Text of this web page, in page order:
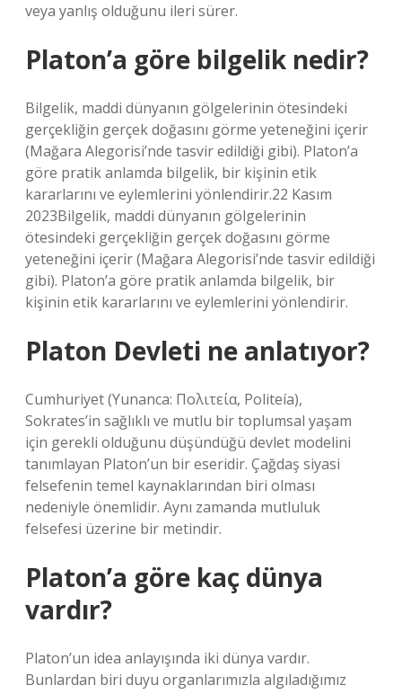
veya yanlış olduğunu ileri sürer.
Platon’a göre bilgelik nedir?
Bilgelik, maddi dünyanın gölgelerinin ötesindeki
gerçekliğin gerçek doğasını görme yeteneğini içerir
(Mağara Alegorisi’nde tasvir edildiği gibi). Platon’a
göre pratik anlamda bilgelik, bir kişinin etik
kararlarını ve eylemlerini yönlendirir.22 Kasım
2023Bilgelik, maddi dünyanın gölgelerinin
ötesindeki gerçekliğin gerçek doğasını görme
yeteneğini içerir (Mağara Alegorisi’nde tasvir edildiği
gibi). Platon’a göre pratik anlamda bilgelik, bir
kişinin etik kararlarını ve eylemlerini yönlendirir.
Platon Devleti ne anlatıyor?
Cumhuriyet (Yunanca: Πολιτεία, Politeía),
Sokrates’in sağlıklı ve mutlu bir toplumsal yaşam
için gerekli olduğunu düşündüğü devlet modelini
tanımlayan Platon’un bir eseridir. Çağdaş siyasi
felsefenin temel kaynaklarından biri olması
nedeniyle önemlidir. Aynı zamanda mutluluk
felsefesi üzerine bir metindir.
Platon’a göre kaç dünya
vardır?
Platon’un idea anlayışında iki dünya vardır.
Bunlardan biri duyu organlarımızla algıladığımız